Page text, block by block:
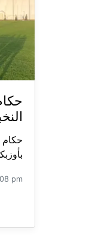
حكام
pm